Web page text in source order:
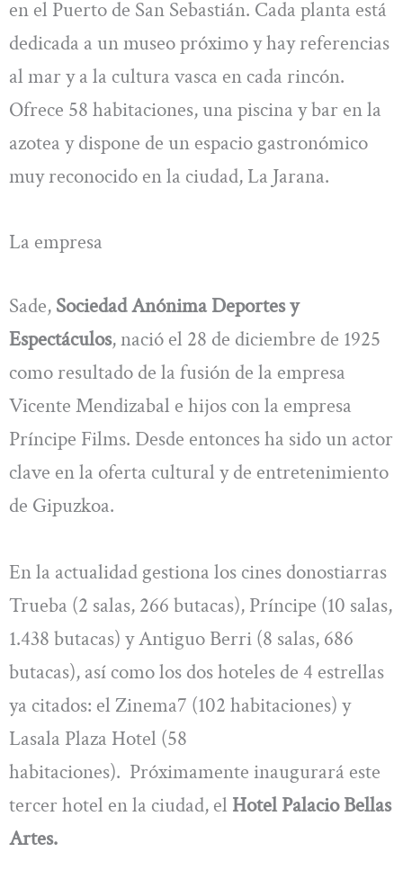
en el Puerto de San Sebastián. Cada planta está
dedicada a un museo próximo y hay referencias
al mar y a la cultura vasca en cada rincón.
Ofrece 58 habitaciones, una piscina y bar en la
azotea y dispone de un espacio gastronómico
muy reconocido en la ciudad, La Jarana.
La empresa
Sade, Sociedad Anónima Deportes y
Espectáculos, nació el 28 de diciembre de 1925
como resultado de la fusión de la empresa
Vicente Mendizabal e hijos con la empresa
Príncipe Films. Desde entonces ha sido un actor
clave en la oferta cultural y de entretenimiento
de Gipuzkoa.
En la actualidad gestiona los cines donostiarras
Trueba (2 salas, 266 butacas), Príncipe (10 salas,
1.438 butacas) y Antiguo Berri (8 salas, 686
butacas), así como los dos hoteles de 4 estrellas
ya citados: el Zinema7 (102 habitaciones) y
Lasala Plaza Hotel (58
habitaciones). Próximamente inaugurará este
tercer hotel en la ciudad, el Hotel Palacio Bellas
Artes.